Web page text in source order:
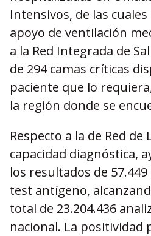
Intensivos, de las
apoyo de ventilación
a la Red Integrada de
de 294 camas críticas
paciente que lo
la región donde se
Respecto a la de Red
capacidad diagnóstica,
los resultados de 57.449
test antígeno,
total de 23.204.436
nacional. La positividad